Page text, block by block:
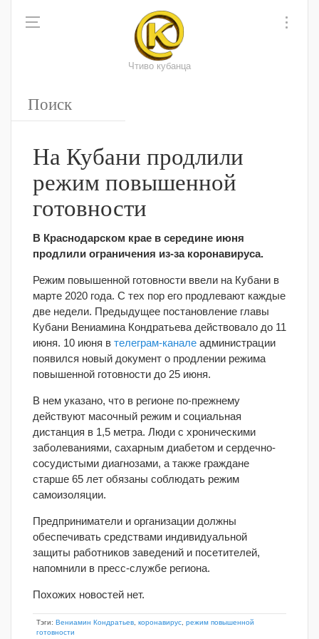
Чтиво кубанца
На Кубани продлили
режим повышенной
готовности
В Краснодарском крае в середине июня
продлили ограничения из-за коронавируса.
Режим повышенной готовности ввели на Кубани в
марте 2020 года. С тех пор его продлевают каждые
две недели. Предыдущее постановление главы
Кубани Вениамина Кондратьева действовало до 11
июня. 10 июня в телеграм-канале администрации
появился новый документ о продлении режима
повышенной готовности до 25 июня.
В нем указано, что в регионе по-прежнему
действуют масочный режим и социальная
дистанция в 1,5 метра. Люди с хроническими
заболеваниями, сахарным диабетом и сердечно-
сосудистыми диагнозами, а также граждане
старше 65 лет обязаны соблюдать режим
самоизоляции.
Предприниматели и организации должны
обеспечивать средствами индивидуальной
защиты работников заведений и посетителей,
напомнили в пресс-службе региона.
Похожих новостей нет.
Тэги: Вениамин Кондратьев коронавирус режим повышенной
готовности